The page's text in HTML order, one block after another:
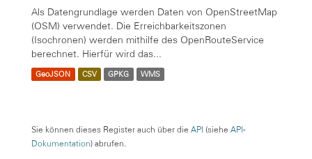
Als Datengrundlage werden Daten von OpenStreetMap
(OSM) verwendet. Die Erreichbarkeitszonen
(Isochronen) werden mithilfe des OpenRouteService
berechnet. Hierfür wird das...
GeoJSON CSV GPKG WMS
Sie können dieses Register auch über die API (siehe API-
Dokumentation) abrufen.